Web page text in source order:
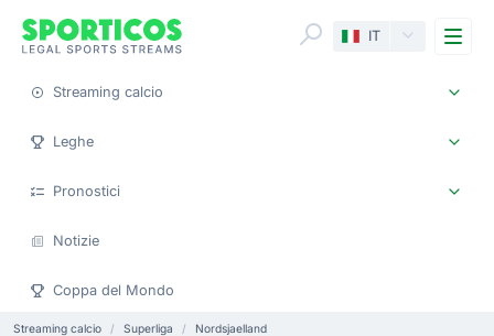
IT
Streaming calcio
Leghe
Pronostici
Notizie
Coppa del Mondo
Streaming calcio Superliga Nordsjaelland